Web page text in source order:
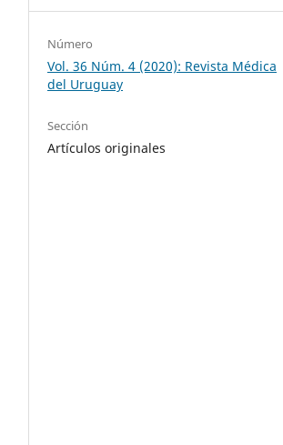
Número
Vol. 36 Núm. 4 (2020): Revista Médica
del Uruguay
Sección
Artículos originales